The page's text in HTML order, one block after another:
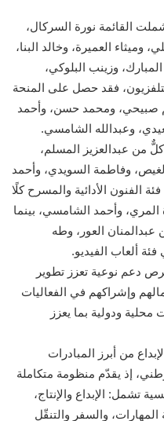
القائمة نورة السركال،
العميرة، وخالد البنا،
وزينب البلوكي،
فقد حصل على المنحة
صبيحي، ومحمد حسن، وأحمد
وعبدالله الشامسي.
من عبدالعزيز المسلم،
وفاطمة السويدي، وأحمد
الفنون الأدائية والمسرح كلًا
المري، وأحمد الشامسي، بينما
العور، وطه
ألعاب الفيديو.
دعم نوعية تعزز تطوير
وإشراكهم في الفعاليات
محلية ودولية بما يعزز
من أبرز المبادرات
إذ يقدّم منظومة متكاملة
تشمل: الإبداع والإنتاج،
المهارات، والسفر والتنقّل